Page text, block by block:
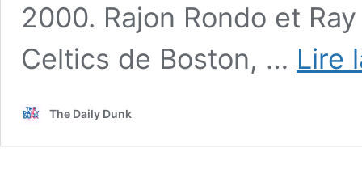
2000. Rajon Rondo et
Celtics de Boston, … Lire
The Daily Dunk